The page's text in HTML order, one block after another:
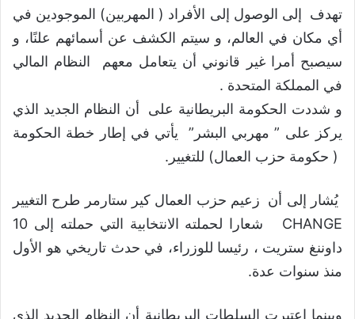
تهدف إلى الوصول إلى الأفراد ( المهربين) الموجودين في
أي مكان في العالم، و سيتم الكشف عن أسمائهم علنًا، و
سيصبح أمرا غير قانوني أن يتعامل معهم النظام المالي
في المملكة المتحدة .
و شددت الحكومة البريطانية على أن النظام الجديد الذي
يركز على ” مهربي البشر” يأتي في إطار خطة الحكومة
( حكومة حزب العمال) للتغيير.
يُشار إلى أن زعيم حزب العمال كير ستارمر طرح التغيير
CHANGE شعارا لحملته الانتخابية التي حملته إلى 10
داوننغ ستريت ، رئيسا للوزراء، في حدث تاريخي هو الأول
منذ سنوات عدة.
وبينما اعتبرت السلطات البريطانية أن النظام الجديد الذي